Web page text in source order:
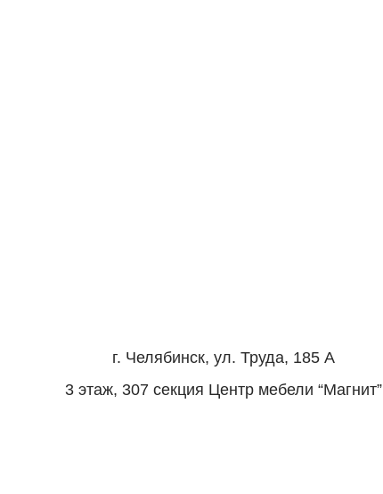
г. Челябинск, ул. Труда, 185 А
3 этаж, 307 секция Центр мебели “Магнит”